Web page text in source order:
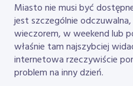
Miasto nie musi być
jest szczególnie
wieczorem, w weekend lub
właśnie tam najszybciej
internetowa rzeczywiście
problem na inny dzień.